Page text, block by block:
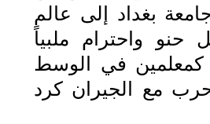
بغداد إلى عالم
حنو واحترام ملبياً
كمعلمين في الوسط
مع الجيران كرد